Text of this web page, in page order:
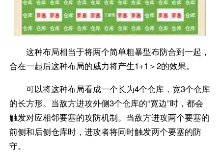
这种布局相当于将两个简单粗暴型布防合到一起，
合在一起后这种布局的威力将产生1+1＞2的效果。
可以将这种布局看成一个长为4个仓库，宽3个仓库
的长方形。当敌方进攻外侧3个仓库的“宽边”时，都会
触发对应相邻要塞的攻防机制。当敌方进攻两个要塞的
前侧和后侧仓库时，进攻者将同时触发两个要塞的防
守。